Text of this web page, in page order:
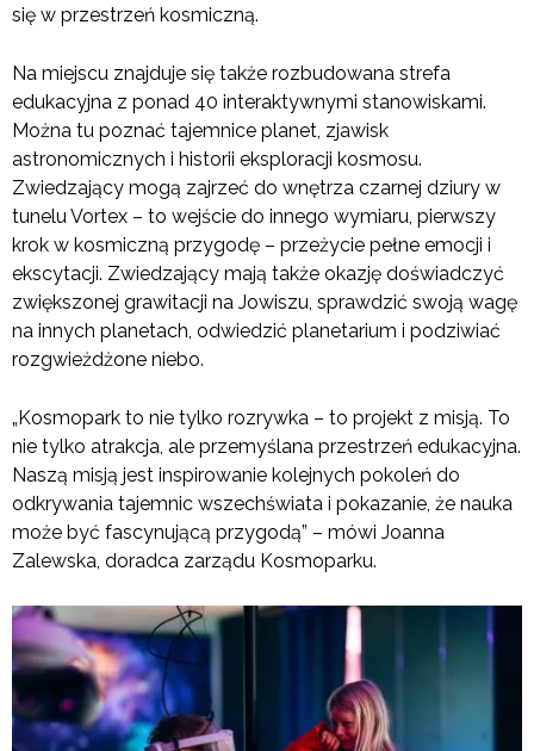
się w przestrzeń kosmiczną.
Na miejscu znajduje się także rozbudowana strefa
edukacyjna z ponad 40 interaktywnymi stanowiskami.
Można tu poznać tajemnice planet, zjawisk
astronomicznych i historii eksploracji kosmosu.
Zwiedzający mogą zajrzeć do wnętrza czarnej dziury w
tunelu Vortex – to wejście do innego wymiaru, pierwszy
krok w kosmiczną przygodę – przeżycie pełne emocji i
ekscytacji. Zwiedzający mają także okazję doświadczyć
zwiększonej grawitacji na Jowiszu, sprawdzić swoją wagę
na innych planetach, odwiedzić planetarium i podziwiać
rozgwieżdżone niebo.
„Kosmopark to nie tylko rozrywka – to projekt z misją. To
nie tylko atrakcja, ale przemyślana przestrzeń edukacyjna.
Naszą misją jest inspirowanie kolejnych pokoleń do
odkrywania tajemnic wszechświata i pokazanie, że nauka
może być fascynującą przygodą” – mówi Joanna
Zalewska, doradca zarządu Kosmoparku.